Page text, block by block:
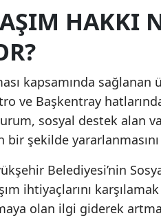
Malatya
Mardin
Muğla
Muş
Nevşehir
HAKKI
kapsamında sağlanan
ve Başkentray
sosyal destek alan
şekilde yararlanmasını
Belediyesi’nin
ihtiyaçlarını
olan ilgi giderek